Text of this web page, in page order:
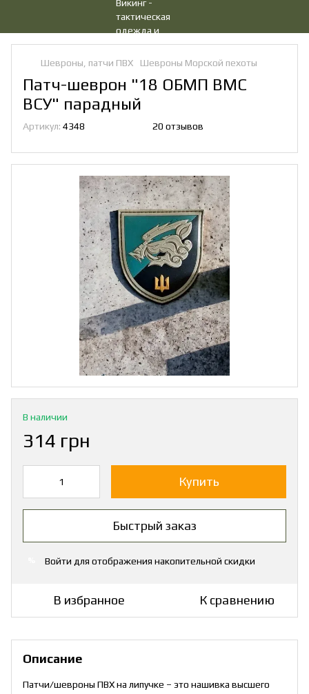
Шевроны, патчи ПВХ Шевроны Морской пехоты
Патч-шеврон "18 ОБМП ВМС
ВСУ" парадный
Артикул: 4348 20 отзывов
В наличии
314 грн
Купить
Быстрый заказ
Войти для отображения накопительной скидки
В избранное К сравнению
Описание
Патчи/шевроны ПВХ на липучке – это нашивка высшего